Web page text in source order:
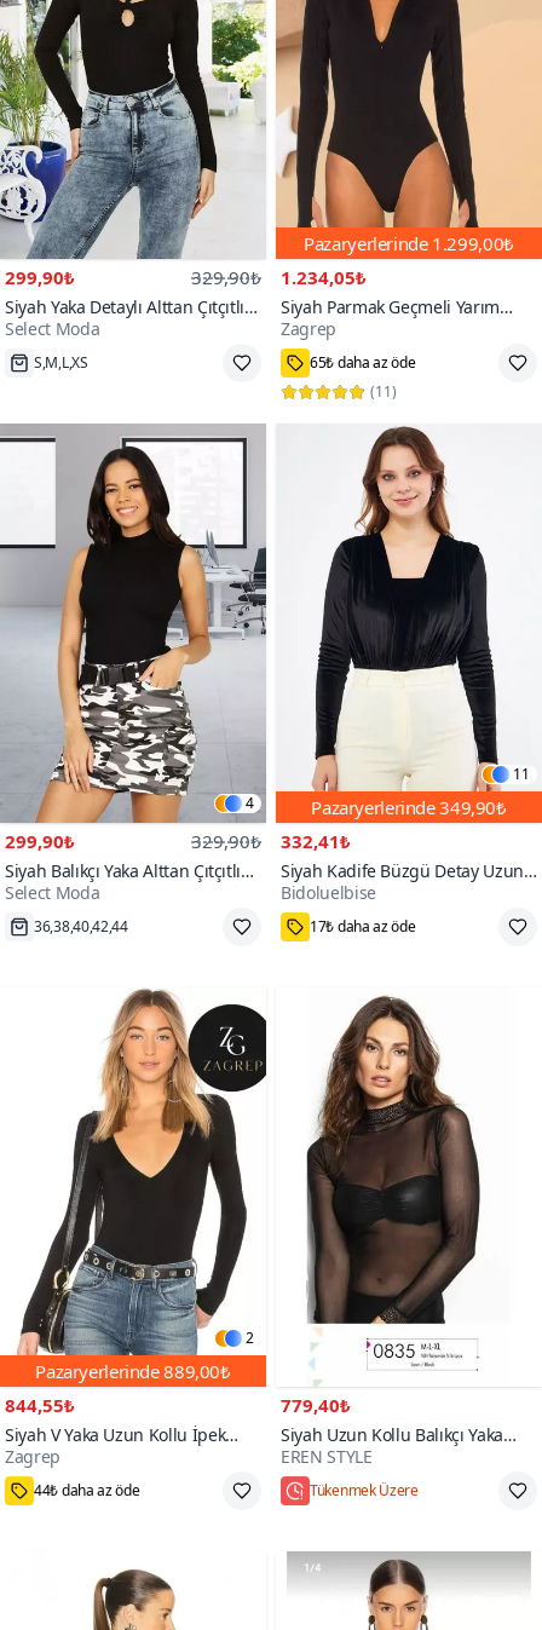
299,90₺ 329,90₺
Siyah Yaka Detaylı Alttan Çıtçıtlı
Body
Select Moda
S,M,L,XS
Pazaryerlerinde 1.299,00₺
1.234,05₺
Siyah Parmak Geçmeli Yarım
Balıkçı Yaka Gizli Fermuarlı
Bodysuit İpek Jarse
Zagrep
6000+
65₺ daha az öde
(11)
4
299,90₺ 329,90₺
Siyah Balıkçı Yaka Alttan Çıtçıtlı
Body
Select Moda
36,38,40,42,44
11
Pazaryerlerinde349,90₺
332,41₺
Siyah Kadife Büzgü Detay Uzun
Kol Esnek Kumaş Çıtçıtlı Body
Bidoluelbise
50+
17₺ daha az öde
2
Pazaryerlerinde889,00₺
844,55₺
Siyah V Yaka Uzun Kollu İpek
Jarse Body
Zagrep
500+
44₺ daha az öde
779,40₺
Siyah Uzun Kollu Balıkçı Yaka
Transparan T-shirt
EREN STYLE
Tükenmek Üzere